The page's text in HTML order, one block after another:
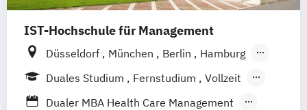
IST-Hochschule für Management
Düsseldorf München Berlin
Hamburg
Weil am Rhein
Frankfurt am Main
Essen
Duales Studium Fernstudium
Vollzeit
Berufsbegleitendes Präsenzstudium
Dualer MBA Health Care Management